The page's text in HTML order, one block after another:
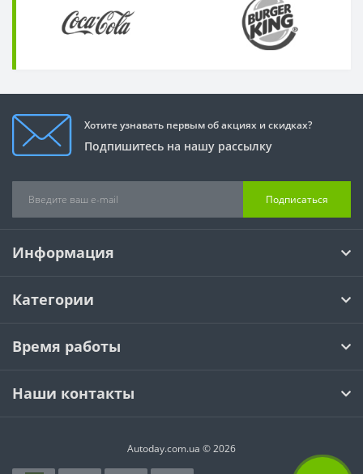
Хотите узнавать первым об акциях и скидках?
Подпишитесь на нашу рассылку
Подписаться
Информация
Категории
Время работы
Наши контакты
Autoday.com.ua © 2026